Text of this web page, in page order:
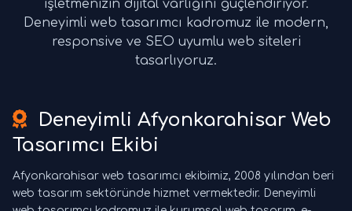
işletmenizin dijital varlığını güçlendiriyor.
Deneyimli web tasarımcı kadromuz ile modern,
responsive ve SEO uyumlu web siteleri
tasarlıyoruz.
Deneyimli Afyonkarahisar Web
Tasarımcı Ekibi
Afyonkarahisar web tasarımcı ekibimiz, 2008 yılından beri
web tasarım sektöründe hizmet vermektedir. Deneyimli